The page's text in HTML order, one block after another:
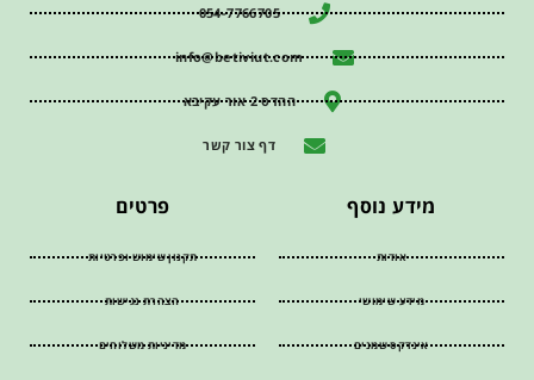
054-7766705
info@betiviut.com
ההדס 2 אור עקיבא
דף צור קשר
מידע נוסף
אודות
מידע שימושי
אינדקס שמנים
פרטים
תקנון שימוש ופרטיות
הצהרת נגישות
מדיניות משלוחים